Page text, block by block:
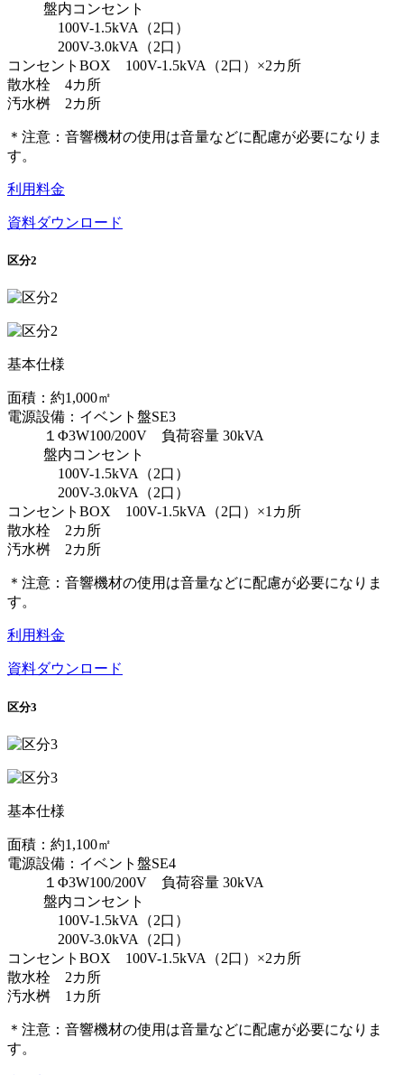
盤内コンセント
100V-1.5kVA（2口）
200V-3.0kVA（2口）
コンセントBOX 100V-1.5kVA（2口）×2カ所
散水栓 4カ所
汚水桝 2カ所
＊注意：音響機材の使用は音量などに配慮が必要になりま
す。
利用料金
資料ダウンロード
区分2
基本仕様
面積：約1,000㎡
電源設備：イベント盤SE3
１Φ3W100/200V 負荷容量 30kVA
盤内コンセント
100V-1.5kVA（2口）
200V-3.0kVA（2口）
コンセントBOX 100V-1.5kVA（2口）×1カ所
散水栓 2カ所
汚水桝 2カ所
＊注意：音響機材の使用は音量などに配慮が必要になりま
す。
利用料金
資料ダウンロード
区分3
基本仕様
面積：約1,100㎡
電源設備：イベント盤SE4
１Φ3W100/200V 負荷容量 30kVA
盤内コンセント
100V-1.5kVA（2口）
200V-3.0kVA（2口）
コンセントBOX 100V-1.5kVA（2口）×2カ所
散水栓 2カ所
汚水桝 1カ所
＊注意：音響機材の使用は音量などに配慮が必要になりま
す。